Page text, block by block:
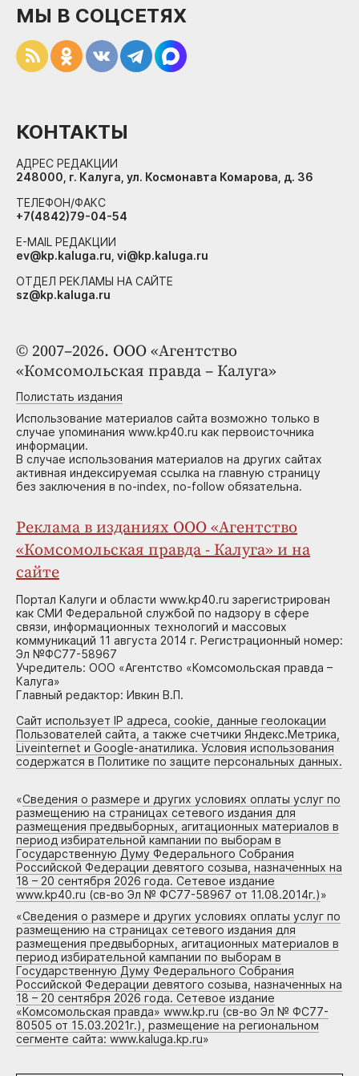
© 2007–2026. ООО «Агентство
«Комсомольская правда – Калуга»
Полистать издания
Использование материалов сайта возможно только в
случае упоминания www.kp40.ru как первоисточника
информации.
В случае использования материалов на других сайтах
активная индексируемая ссылка на главную страницу
без заключения в no-index, no-follow обязательна.
Реклама в изданиях ООО «Агентство
«Комсомольская правда - Калуга» и на
сайте
Портал Калуги и области www.kp40.ru зарегистрирован
как СМИ Федеральной службой по надзору в сфере
связи, информационных технологий и массовых
коммуникаций 11 августа 2014 г. Регистрационный номер:
Эл №ФС77-58967
Учредитель: ООО «Агентство «Комсомольская правда –
Калуга»
Главный редактор: Ивкин В.П.
Сайт использует IP адреса, cookie, данные геолокации
Пользователей сайта, а также счетчики Яндекс.Метрика,
Liveinternet и Google-анатилика. Условия использования
содержатся в Политике по защите персональных данных.
«Сведения о размере и других условиях оплаты услуг по
размещению на страницах сетевого издания для
размещения предвыборных, агитационных материалов в
период избирательной кампании по выборам в
Государственную Думу Федерального Собрания
Российской Федерации девятого созыва, назначенных на
18 – 20 сентября 2026 года. Сетевое издание
www.kp40.ru (св-во Эл № ФС77-58967 от 11.08.2014г.)»
«Сведения о размере и других условиях оплаты услуг по
размещению на страницах сетевого издания для
размещения предвыборных, агитационных материалов в
период избирательной кампании по выборам в
Государственную Думу Федерального Собрания
Российской Федерации девятого созыва, назначенных на
18 – 20 сентября 2026 года. Сетевое издание
«Комсомольская правда» www.kp.ru (св-во Эл № ФС77-
80505 от 15.03.2021г.), размещение на региональном
сегменте сайта: www.kaluga.kp.ru»
МЫ В СОЦСЕТЯХ
КОНТАКТЫ
АДРЕС РЕДАКЦИИ
248000, г. Калуга, ул. Космонавта Комарова, д. 36
ТЕЛЕФОН/ФАКС
+7(4842)79-04-54
E-MAIL РЕДАКЦИИ
ev@kp.kaluga.ru, vi@kp.kaluga.ru
ОТДЕЛ РЕКЛАМЫ НА САЙТЕ
sz@kp.kaluga.ru